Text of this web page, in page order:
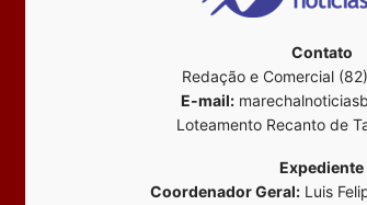
Contato
Redação e Comercial
E-mail:
Loteamento Recanto de
Expediente
Coordenador Geral: Luis